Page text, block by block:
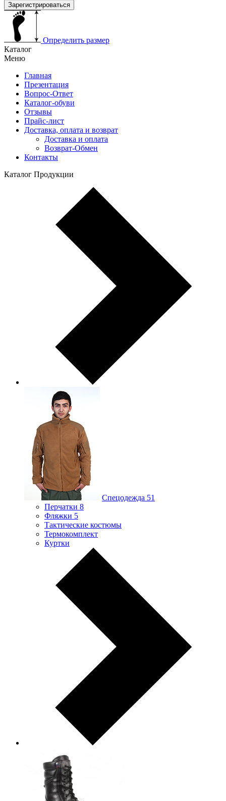
Зарегистрироваться
Определить размер
Каталог
Меню
Главная
Презентация
Вопрос-Ответ
Каталог-обуви
Отзывы
Прайс-лист
Доставка, оплата и возврат
Доставка и оплата
Возврат-Обмен
Контакты
Каталог Продукции
Спецодежда 51
Перчатки 8
Фляжки 5
Тактические костюмы
Термокомплект
Куртки